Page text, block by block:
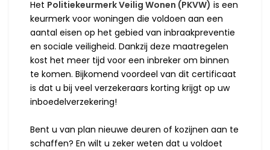
Het Politiekeurmerk Veilig Wonen (PKVW) is een
keurmerk voor woningen die voldoen aan een
aantal eisen op het gebied van inbraakpreventie
en sociale veiligheid. Dankzij deze maatregelen
kost het meer tijd voor een inbreker om binnen
te komen. Bijkomend voordeel van dit certificaat
is dat u bij veel verzekeraars korting krijgt op uw
inboedelverzekering!
Bent u van plan nieuwe deuren of kozijnen aan te
schaffen? En wilt u zeker weten dat u voldoet